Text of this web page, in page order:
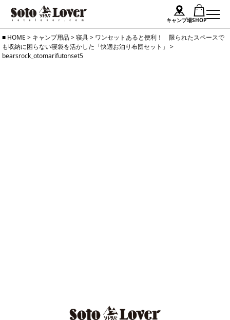
キャンプ場SHOP
Skip
to
HOME > キャンプ用品>寝具> ワンセットあると便利！ 限られたスペースで
も収納に困らない寝袋を活かした「快適お泊り布団セット」 >
bearsrock_otomarifutonset5